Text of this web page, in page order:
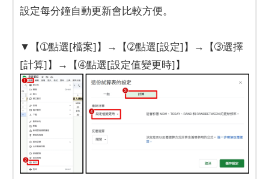
設定每分鐘自動更新會比較方便。
▼【➀點選[檔案]】→【➁點選[設定]】→【➂選擇
[計算]】→【➃點選[設定值變更時]】